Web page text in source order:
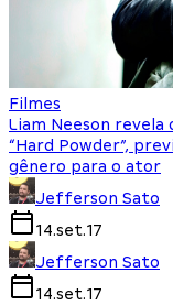
Filmes
Liam Neeson revela
“Hard Powder”,
gênero para o ator
Jefferson Sato
14.set.17
Jefferson Sato
14.set.17